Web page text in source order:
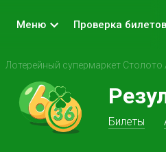
Меню Проверка билетов
Лотерейный супермаркет Столото
Билеты